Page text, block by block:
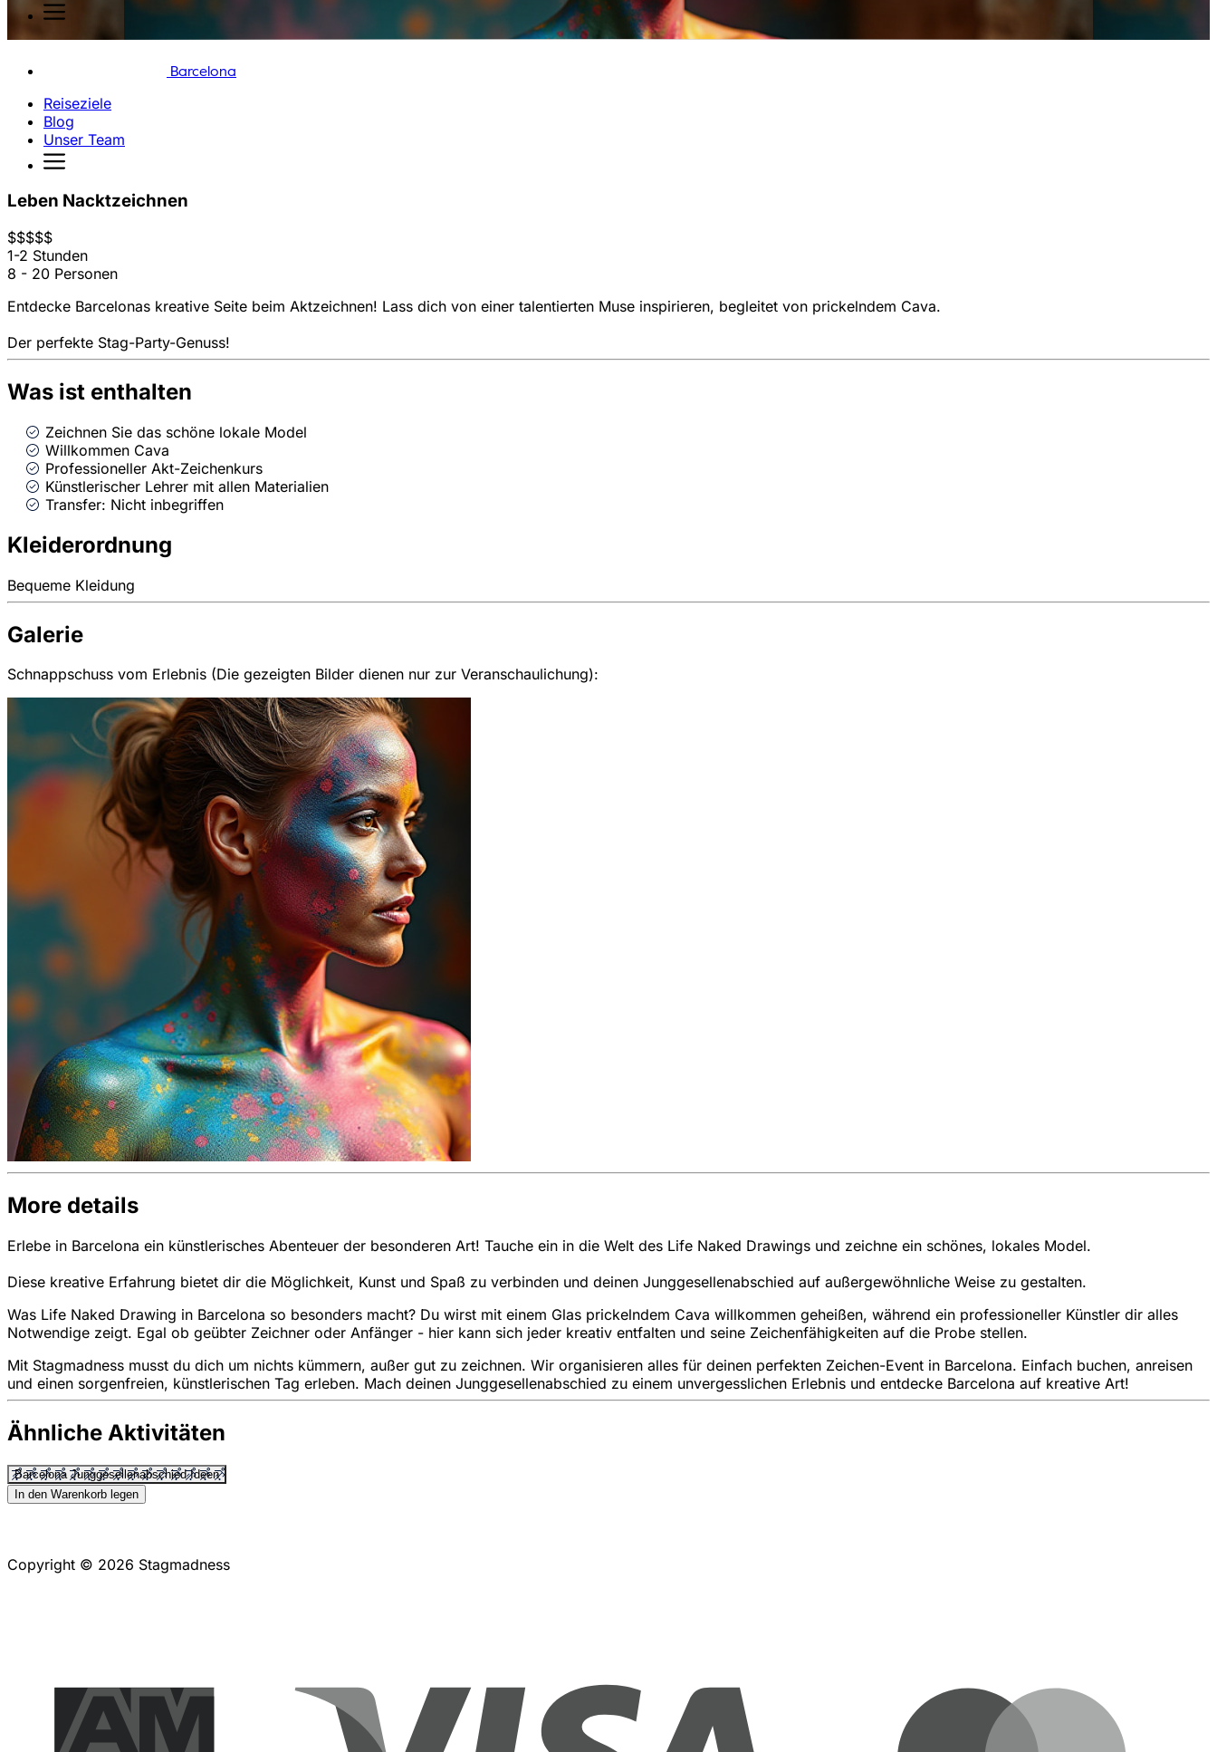
Barcelona
Reiseziele
Blog
Unser Team
Leben Nacktzeichnen
$$$$$
1-2 Stunden
8 - 20 Personen
Entdecke Barcelonas kreative Seite beim Aktzeichnen! Lass dich von einer talentierten Muse inspirieren, begleitet von prickelndem Cava.
Der perfekte Stag-Party-Genuss!
Was ist enthalten
Zeichnen Sie das schöne lokale Model
Willkommen Cava
Professioneller Akt-Zeichenkurs
Künstlerischer Lehrer mit allen Materialien
Transfer: Nicht inbegriffen
Kleiderordnung
Bequeme Kleidung
Galerie
Schnappschuss vom Erlebnis (Die gezeigten Bilder dienen nur zur Veranschaulichung):
More details
Erlebe in Barcelona ein künstlerisches Abenteuer der besonderen Art! Tauche ein in die Welt des Life Naked Drawings und zeichne ein schönes, lokales Model.
Diese kreative Erfahrung bietet dir die Möglichkeit, Kunst und Spaß zu verbinden und deinen Junggesellenabschied auf außergewöhnliche Weise zu gestalten.
Was Life Naked Drawing in Barcelona so besonders macht? Du wirst mit einem Glas prickelndem Cava willkommen geheißen, während ein professioneller Künstler dir alles
Notwendige zeigt. Egal ob geübter Zeichner oder Anfänger - hier kann sich jeder kreativ entfalten und seine Zeichenfähigkeiten auf die Probe stellen.
Mit Stagmadness musst du dich um nichts kümmern, außer gut zu zeichnen. Wir organisieren alles für deinen perfekten Zeichen-Event in Barcelona. Einfach buchen, anreisen
und einen sorgenfreien, künstlerischen Tag erleben. Mach deinen Junggesellenabschied zu einem unvergesslichen Erlebnis und entdecke Barcelona auf kreative Art!
Ähnliche Aktivitäten
Barcelona Junggesellenabschied Ideen
In den Warenkorb legen
Copyright © 2026 Stagmadness